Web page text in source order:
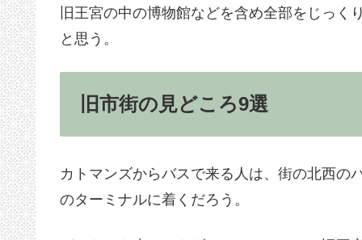
旧王宮の中の博物館などを含め全部をじっ
と思う。
旧市街の見どころ9選
カトマンズからバスで来る人は、街の北西の
のターミナルに着くだろう。